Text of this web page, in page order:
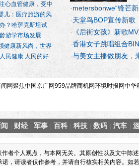
心血管健康，受中
儿：医疗旅游的风
？哈萨克斯坦试
游学市场发展
健康新风尚，世界
民健康 人民的好
· metersbonwe“锋芒
· 天堂鸟BOP宣传新歌
新》
· 《后街女孩》新歌
·香港女子跳唱组合
街
·与美女主播做朋友，
网聚焦中国京广网959品牌商机网环境时报网中华
财经 军事 百科 科技 数码 汽车
作者个人观点，与本网无关。其原创性以及文中
诺，请读者仅作参考，并请自行核实相关内容。